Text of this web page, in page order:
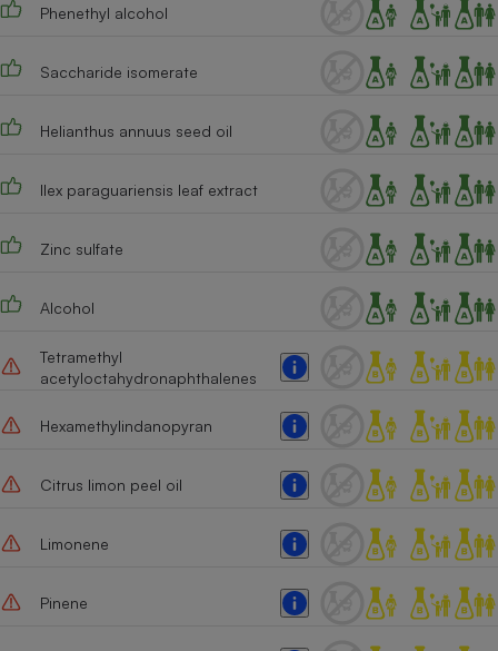
Phenethyl alcohol
Saccharide isomerate
Helianthus annuus seed oil
Ilex paraguariensis leaf extract
Zinc sulfate
Alcohol
Tetramethyl
acetyloctahydronaphthalenes
Hexamethylindanopyran
Citrus limon peel oil
Limonene
Pinene